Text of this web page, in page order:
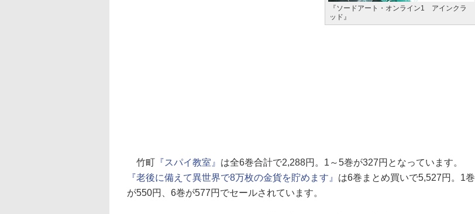
『ソードアート・オンライン1 アインクラ
ッド』
竹町 『スパイ教室』 は全6巻合計で2,288円。1～5巻が327円となっています。
『老後に備えて異世界で8万枚の金貨を貯めます』 は6巻まとめ買いで5,527円。1巻
が550円、6巻が577円でセールされています。